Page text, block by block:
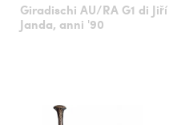
Giradischi AU/RA G1 di Jiří
Janda, anni '90